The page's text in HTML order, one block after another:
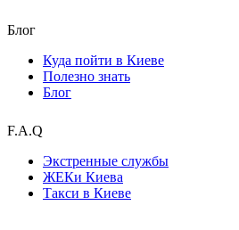
Блог
Куда пойти в Киеве
Полезно знать
Блог
F.A.Q
Экстренные службы
ЖЕКи Киева
Такси в Киеве